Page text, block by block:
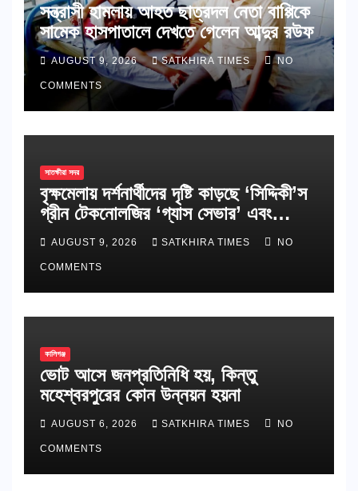
সন্ত্রাসী হামলায় আহত ছাত্রদল নেতা বাপ্পিকে
সামেক হাসপাতালে দেখতে গেলেন আব্দুর রউফ
AUGUST 9, 2026 SATKHIRA TIMES NO
COMMENTS
সাতক্ষীরা সদর
বৃক্ষমেলায় দর্শনার্থীদের দৃষ্টি কাড়ছে ‘সিদ্দিকী’স
গ্রীন টেকনোলজির ‘গ্যাস সেভার’ এবং
পরিবেশবান্ধব রান্নার উদ্ভাবন
AUGUST 9, 2026 SATKHIRA TIMES NO
COMMENTS
কালিগঞ্জ
ভোট আসে জনপ্রতিনিধি হয়, কিন্তু
মহেশ্বরপুরের কোন উন্নয়ন হয়না
AUGUST 6, 2026 SATKHIRA TIMES NO
COMMENTS